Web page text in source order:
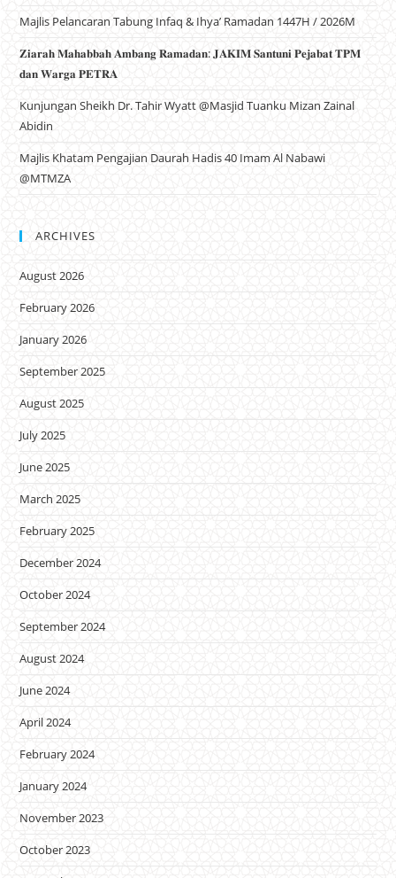
Majlis Pelancaran Tabung Infaq & Ihya’ Ramadan 1447H / 2026M
𝐙𝐢𝐚𝐫𝐚𝐡 𝐌𝐚𝐡𝐚𝐛𝐛𝐚𝐡 𝐀𝐦𝐛𝐚𝐧𝐠 𝐑𝐚𝐦𝐚𝐝𝐚𝐧: 𝐉𝐀𝐊𝐈𝐌 𝐒𝐚𝐧𝐭𝐮𝐧𝐢 𝐏𝐞𝐣𝐚𝐛𝐚𝐭 𝐓𝐏𝐌
𝐝𝐚𝐧 𝐖𝐚𝐫𝐠𝐚 𝐏𝐄𝐓𝐑𝐀
Kunjungan Sheikh Dr. Tahir Wyatt @Masjid Tuanku Mizan Zainal
Abidin
Majlis Khatam Pengajian Daurah Hadis 40 Imam Al Nabawi
@MTMZA
ARCHIVES
August 2026
February 2026
January 2026
September 2025
August 2025
July 2025
June 2025
March 2025
February 2025
December 2024
October 2024
September 2024
August 2024
June 2024
April 2024
February 2024
January 2024
November 2023
October 2023